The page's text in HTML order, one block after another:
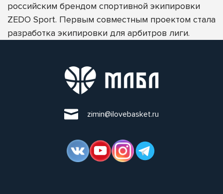
российским брендом спортивной экипировки
ZEDO Sport. Первым совместным проектом стала
разработка экипировки для арбитров лиги.
zimin@ilovebasket.ru